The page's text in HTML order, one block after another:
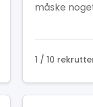
måske
1 / 10